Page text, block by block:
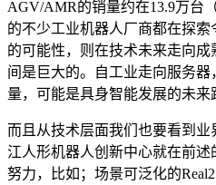
AGV/AMR的销量约在13.9万
的不少工业机器人厂商都在探
的可能性，则在技术未来走向
间是巨大的。自工业走向服务
量，可能是具身智能发展的未来
而且从技术层面我们也要看到
江人形机器人创新中心就在前
努力，比如；场景可泛化的